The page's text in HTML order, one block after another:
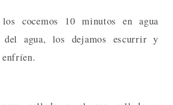
cocemos 10 minutos en agua
del agua, los dejamos escurrir y
enfríen.